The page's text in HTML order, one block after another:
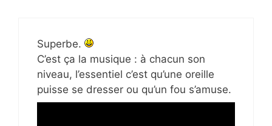
Superbe.
C’est ça la musique : à chacun son
niveau, l’essentiel c’est qu’une oreille
puisse se dresser ou qu’un fou s’amuse.